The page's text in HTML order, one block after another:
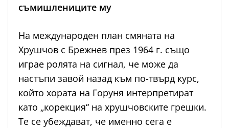
съмишлениците му
На международен план смяната на
Хрушчов с Брежнев през 1964 г. също
играе ролята на сигнал, че може да
настъпи завой назад към по-твърд курс,
който хората на Горуня интерпретират
като „корекция“ на хрушчовските грешки.
Те се убеждават, че именно сега е